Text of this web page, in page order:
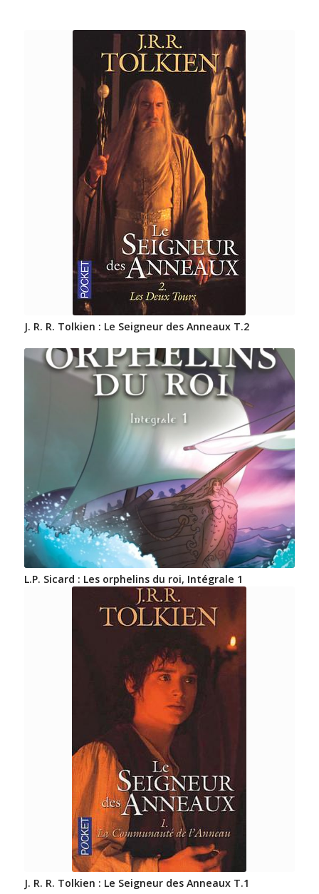
J. R. R. Tolkien : Le Seigneur des Anneaux T.2
L.P. Sicard : Les orphelins du roi, Intégrale 1
J. R. R. Tolkien : Le Seigneur des Anneaux T.1